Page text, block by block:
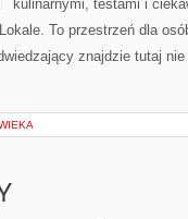
kulinarnymi, testami i
To przestrzeń dla
znajdzie tutaj